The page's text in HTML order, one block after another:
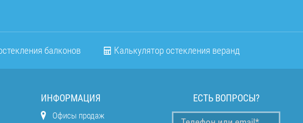
балконов Калькулятор остекления веранд
ИНФОРМАЦИЯ
Офисы продаж
ЕСТЬ ВОПРОСЫ?